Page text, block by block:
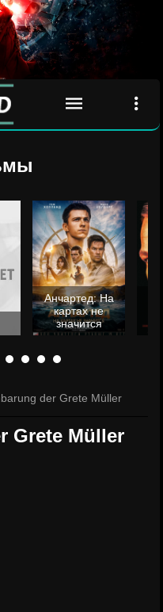
Анчартед: На
картах не
значится
der Grete Müller
Grete Müller